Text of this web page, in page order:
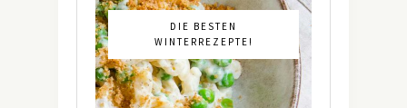
DIE BESTEN
WINTERREZEPTE!